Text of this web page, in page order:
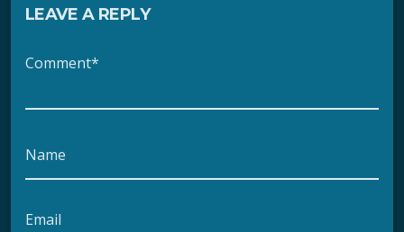
LEAVE A REPLY
Comment*
Name
Email